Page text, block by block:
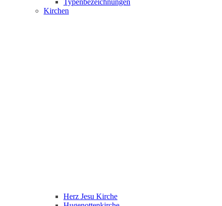
Typenbezeichnungen
Kirchen
Herz Jesu Kirche